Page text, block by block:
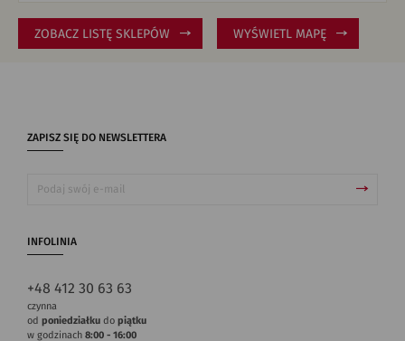
ZOBACZ LISTĘ SKLEPÓW WYŚWIETL MAPĘ
ZAPISZ SIĘ DO NEWSLETTERA
INFOLINIA
+48 412 30 63 63
czynna
od poniedziałku do piątku
w godzinach 8:00 - 16:00